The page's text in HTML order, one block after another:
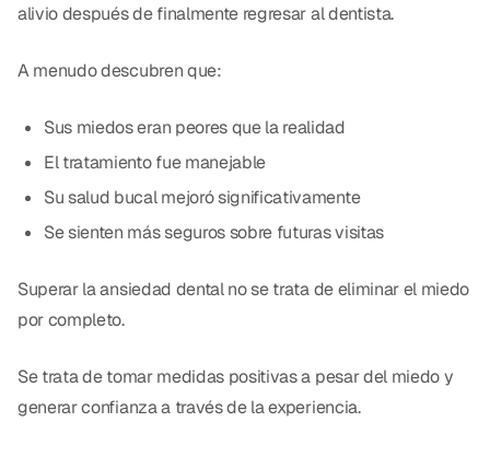
alivio después de finalmente regresar al dentista.
A menudo descubren que:
Sus miedos eran peores que la realidad
El tratamiento fue manejable
Su salud bucal mejoró significativamente
Se sienten más seguros sobre futuras visitas
Superar la ansiedad dental no se trata de eliminar el miedo
por completo.
Se trata de tomar medidas positivas a pesar del miedo y
generar confianza a través de la experiencia.